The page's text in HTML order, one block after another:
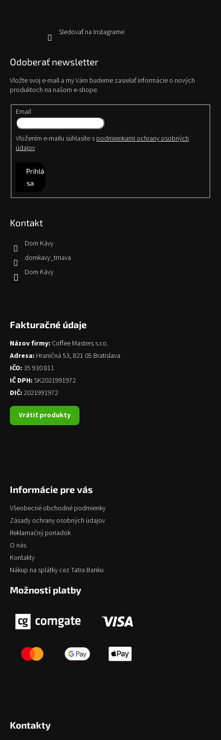
Sledovať na Instagrame
Odoberať newsletter
Vložte svoj e-mail a my Vám budeme zasielať informácie o nových
produktoch na našom e-shope.
Email
Vložením e-mailu súhlasíte spodmienkami ochrany osobných
údajov
Prihlásiť
sa
Kontakt
Dom Kávy
domkavy_trnava
Dom Kávy
Fakturačné údaje
Názov firmy: Coffee Masters s.r.o.
Adresa: Hraničná 53, 821 05 Bratislava
IČO: 35 930 811
IČ DPH: SK2021991972
DIČ: 2021991972
Vrátiť produkty
Informácie pre vás
Všeobecné obchodné podmienky
Zásady ochrany osobných údajov
Reklamačný poriadok
O nás
Kontakty
Nákup na splátky cez Tatra Banku
Možnosti platby
Kontakty